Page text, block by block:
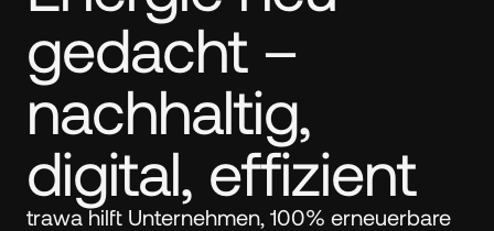
gedacht –
nachhaltig,
digital, effizient
trawa hilft Unternehmen, 100% erneuerbare